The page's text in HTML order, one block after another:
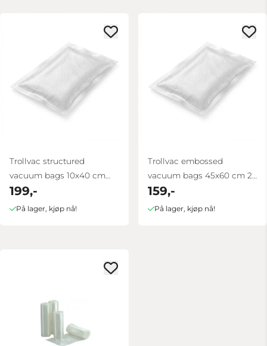
Trollvac structured
vacuum bags 10x40 cm
100 pack
199,-
På lager, kjøp nå!
Trollvac embossed
vacuum bags 45x60 cm 25
pcs 105my
159,-
På lager, kjøp nå!